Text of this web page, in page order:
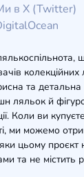
в X (Twitter)
та
ляльок й
Коли ви
ми можемо
цьому проєкт
та не